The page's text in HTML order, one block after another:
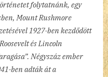
folytatnánk, egy
Mount Rushmore
1927-ben kezdődött
és Lincoln
Négyszáz ember
ben adták át a